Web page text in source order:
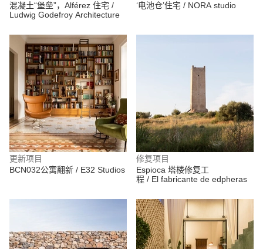
混凝土“堡垒”，Alférez 住宅 /
Ludwig Godefroy Architecture
‘电池仓’住宅 / NORA studio
更新项目
BCN032公寓翻新 / E32 Studios
修复项目
Espioca 塔楼修复工
程 / El fabricante de edpheras